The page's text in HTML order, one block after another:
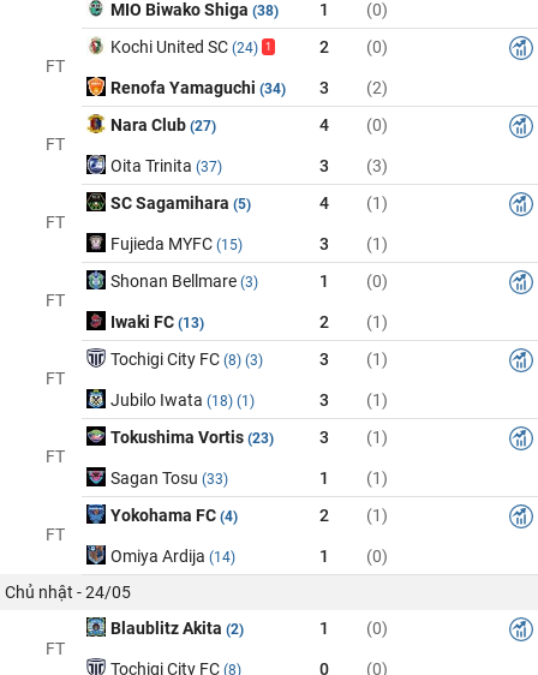
MIO Biwako Shiga (38) 1 (0)
FT
Kochi United SC (24) 1 2 (0)
Renofa Yamaguchi (34) 3 (2)
FT
Nara Club (27) 4 (0)
Oita Trinita (37) 3 (3)
FT
SC Sagamihara (5) 4 (1)
Fujieda MYFC (15) 3 (1)
FT
Shonan Bellmare (3) 1 (0)
Iwaki FC (13) 2 (1)
FT
Tochigi City FC (8) (3) 3 (1)
Jubilo Iwata (18) (1) 3 (1)
FT
Tokushima Vortis (23) 3 (1)
Sagan Tosu (33) 1 (1)
FT
Yokohama FC (4) 2 (1)
Omiya Ardija (14) 1
(0)
Chủ nhật - 24/05
FT
Blaublitz Akita (2) 1 (0)
Tochigi City FC (8) 0 (0)